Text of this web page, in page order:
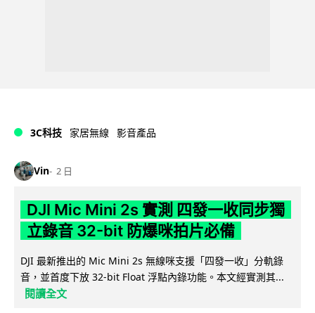
3C科技 家居無線 影音產品
Vin 2 日
DJI Mic Mini 2s 實測 四發一收同步獨
立錄音 32-bit 防爆咪拍片必備
DJI 最新推出的 Mic Mini 2s 無線咪支援「四發一收」分軌錄
音，並首度下放 32-bit Float 浮點內錄功能。本文經實測其...
閱讀全文